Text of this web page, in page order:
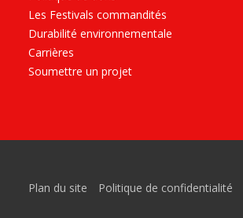
Les Festivals commandités
Durabilité environnementale
Carrières
Soumettre un projet
Plan du site Politique de confidentialité